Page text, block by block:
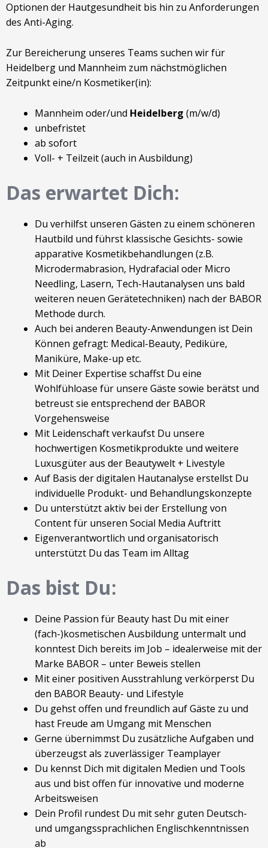
Optionen der Hautgesundheit bis hin zu Anforderungen
des Anti-Aging.
Zur Bereicherung unseres Teams suchen wir für
Heidelberg und Mannheim zum nächstmöglichen
Zeitpunkt eine/n Kosmetiker(in):
Mannheim oder/und Heidelberg (m/w/d)
unbefristet
ab sofort
Voll- + Teilzeit (auch in Ausbildung)
Das erwartet Dich:
Du verhilfst unseren Gästen zu einem schöneren
Hautbild und führst klassische Gesichts- sowie
apparative Kosmetikbehandlungen (z.B.
Microdermabrasion, Hydrafacial oder Micro
Needling, Lasern, Tech-Hautanalysen uns bald
weiteren neuen Gerätetechniken) nach der BABOR
Methode durch.
Auch bei anderen Beauty-Anwendungen ist Dein
Können gefragt: Medical-Beauty, Pediküre,
Maniküre, Make-up etc.
Mit Deiner Expertise schaffst Du eine
Wohlfühloase für unsere Gäste sowie berätst und
betreust sie entsprechend der BABOR
Vorgehensweise
Mit Leidenschaft verkaufst Du unsere
hochwertigen Kosmetikprodukte und weitere
Luxusgüter aus der Beautywelt + Livestyle
Auf Basis der digitalen Hautanalyse erstellst Du
individuelle Produkt- und Behandlungskonzepte
Du unterstützt aktiv bei der Erstellung von
Content für unseren Social Media Auftritt
Eigenverantwortlich und organisatorisch
unterstützt Du das Team im Alltag
Das bist Du:
Deine Passion für Beauty hast Du mit einer
(fach-)kosmetischen Ausbildung untermalt und
konntest Dich bereits im Job – idealerweise mit der
Marke BABOR – unter Beweis stellen
Mit einer positiven Ausstrahlung verkörperst Du
den BABOR Beauty- und Lifestyle
Du gehst offen und freundlich auf Gäste zu und
hast Freude am Umgang mit Menschen
Gerne übernimmst Du zusätzliche Aufgaben und
überzeugst als zuverlässiger Teamplayer
Du kennst Dich mit digitalen Medien und Tools
aus und bist offen für innovative und moderne
Arbeitsweisen
Dein Profil rundest Du mit sehr guten Deutsch-
und umgangssprachlichen Englischkenntnissen
ab